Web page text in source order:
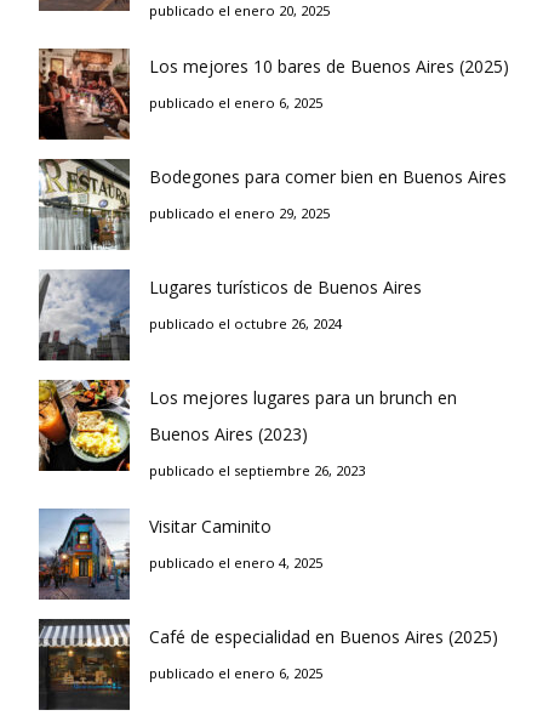
publicado el enero 20, 2025
Los mejores 10 bares de Buenos Aires (2025)
publicado el enero 6, 2025
Bodegones para comer bien en Buenos Aires
publicado el enero 29, 2025
Lugares turísticos de Buenos Aires
publicado el octubre 26, 2024
Los mejores lugares para un brunch en
Buenos Aires (2023)
publicado el septiembre 26, 2023
Visitar Caminito
publicado el enero 4, 2025
Café de especialidad en Buenos Aires (2025)
publicado el enero 6, 2025